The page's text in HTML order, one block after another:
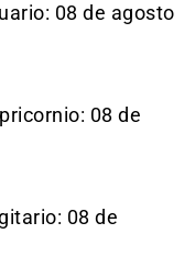
08 de agosto
08 de
08 de